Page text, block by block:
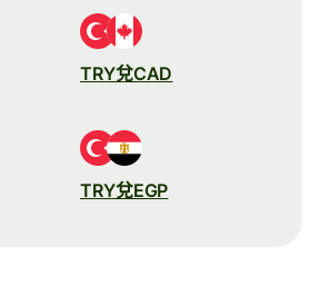
TRY兌CAD
TRY兌EGP